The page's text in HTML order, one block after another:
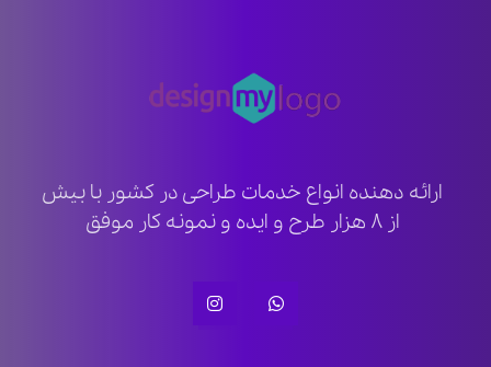
ارائه دهنده انواع خدمات طراحی در کشور با بیش
از ۸ هزار طرح و ایده و نمونه کار موفق